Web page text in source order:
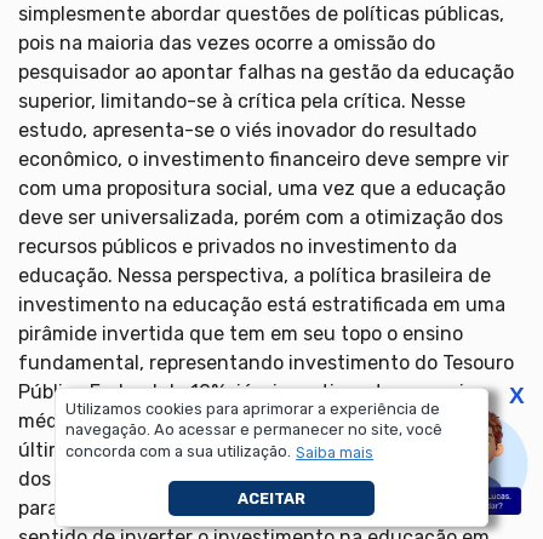
Utilizamos cookies para aprimorar a experiência de
navegação. Ao acessar e permanecer no site, você
concorda com a sua utilização. Saiba mais
ACEITAR
simplesmente abordar questões de políticas públicas,
pois na maioria das vezes ocorre a omissão do
pesquisador ao apontar falhas na gestão da educação
superior, limitando-se à crítica pela crítica. Nesse
estudo, apresenta-se o viés inovador do resultado
econômico, o investimento financeiro deve sempre vir
com uma propositura social, uma vez que a educação
deve ser universalizada, porém com a otimização dos
recursos públicos e privados no investimento da
educação. Nessa perspectiva, a política brasileira de
investimento na educação está estratificada em uma
pirâmide invertida que tem em seu topo o ensino
fundamental, representando investimento do Tesouro
Público Federal de 10%, já o investimento no ensino
médio conta com investimento federal de 20% e, por
último, investimento no ensino superior somando 70%
dos recursos federais. Por sua vez, este estudo aponta
para uma recomendação de mudança de cultura, no
X